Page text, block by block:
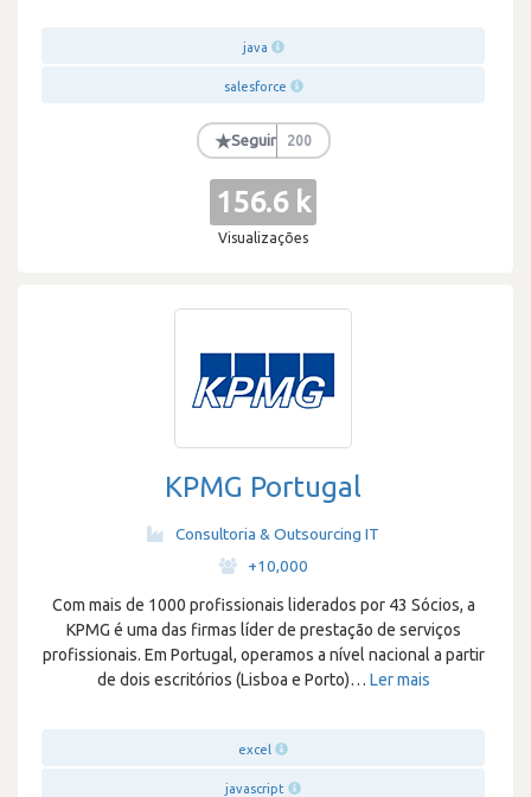
java
salesforce
★Seguir 200
156.6 k
Visualizações
KPMG Portugal
Consultoria & Outsourcing IT
+10,000
Com mais de 1000 profissionais liderados por 43 Sócios, a
KPMG é uma das firmas líder de prestação de serviços
profissionais. Em Portugal, operamos a nível nacional a partir
de dois escritórios (Lisboa e Porto)… Ler mais
excel
javascript